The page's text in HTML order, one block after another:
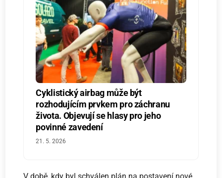
Cyklistický airbag může být
rozhodujícím prvkem pro záchranu
života. Objevují se hlasy pro jeho
povinné zavedení
21. 5. 2026